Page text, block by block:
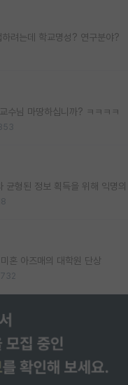
려는데 학교명성? 연구분야?
수님 마땅하십니까? ㅋㅋㅋㅋ
혼 아즈매의 대학원 단상